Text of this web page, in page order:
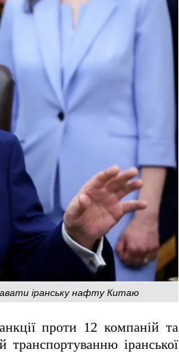
іранську нафту Китаю
проти 12 компаній та
іранської